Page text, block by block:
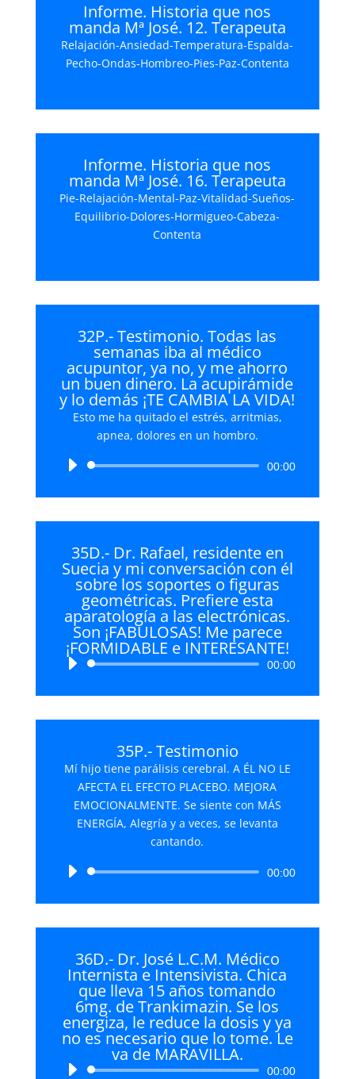
Informe. Historia que nos
manda Mª José. 12. Terapeuta
Relajación-Ansiedad-Temperatura-Espalda-
Pecho-Ondas-Hombreo-Pies-Paz-Contenta
Informe. Historia que nos
manda Mª José. 16. Terapeuta
Pie-Relajación-Mental-Paz-Vitalidad-Sueños-
Equilibrio-Dolores-Hormigueo-Cabeza-
Contenta
32P.- Testimonio. Todas las
semanas iba al médico
acupuntor, ya no, y me ahorro
un buen dinero. La acupirámide
y lo demás ¡TE CAMBIA LA VIDA!
Esto me ha quitado el estrés, arritmias,
apnea, dolores en un hombro.
Reproductor
audio
00:00
35D.- Dr. Rafael, residente en
Suecia y mi conversación con él
sobre los soportes o figuras
geométricas. Prefiere esta
aparatología a las electrónicas.
Son ¡FABULOSAS! Me parece
¡FORMIDABLE e INTERESANTE!
Reproductor
audio
00:00
35P.- Testimonio
Mí hijo tiene parálisis cerebral. A ÉL NO LE
AFECTA EL EFECTO PLACEBO. MEJORA
EMOCIONALMENTE. Se siente con MÁS
ENERGÍA, Alegría y a veces, se levanta
cantando.
Reproductor
audio
00:00
36D.- Dr. José L.C.M. Médico
Internista e Intensivista. Chica
que lleva 15 años tomando
6mg. de Trankimazin. Se los
energiza, le reduce la dosis y ya
no es necesario que lo tome. Le
va de MARAVILLA.
Reproductor
00:00